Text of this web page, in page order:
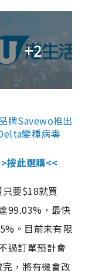
+2
牌Savewo推出
變種病毒
按此選購<<
要$18就買
99.03%，最快
。目前未有限
過訂單預計會
，將有機會改